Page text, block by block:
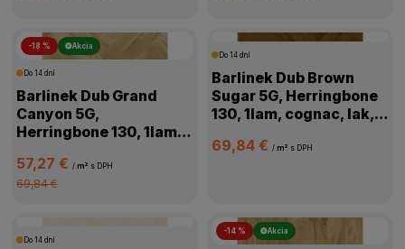
-18 % Akcia
Do 14 dní
Barlinek Dub Grand
Canyon 5G,
Herringbone 130, 1lam,
kartáč,4V,1WC000011
57,27 €/ m² s DPH
69,84 €
Do 14 dní
Barlinek Dub Brown
Sugar 5G, Herringbone
130, 1lam, cognac, lak,
69,84 € / m² s DPH
Do 14 dní
-14 % Akcia